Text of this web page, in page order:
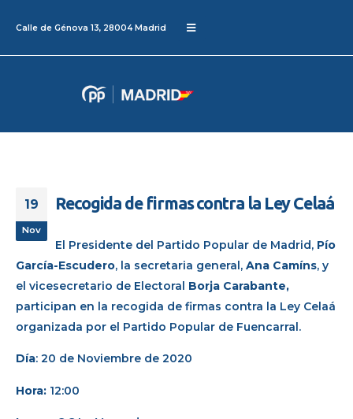
Calle de Génova 13, 28004 Madrid
19
Nov
Recogida de firmas contra la Ley Celaá
El Presidente del Partido Popular de Madrid, Pío
García-Escudero, la secretaria general, Ana Camíns, y
el vicesecretario de Electoral Borja Carabante,
participan en la recogida de firmas contra la Ley Celaá
organizada por el Partido Popular de Fuencarral.
Día: 20 de Noviembre de 2020
Hora: 12:00